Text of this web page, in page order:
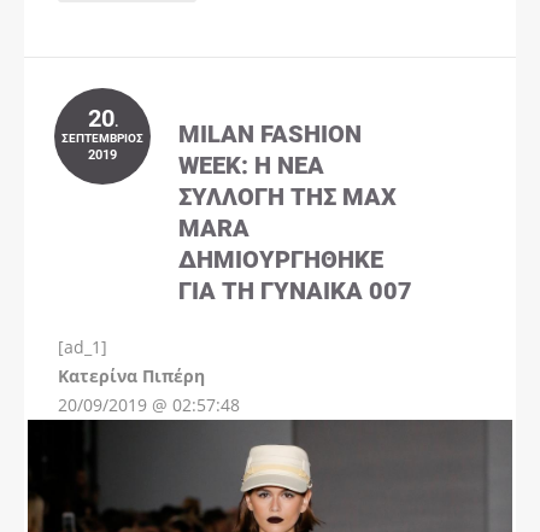
20.
ΣΕΠΤΈΜΒΡΙΟΣ
2019
MILAN FASHION
WEEK: Η ΝΈΑ
ΣΥΛΛΟΓΉ ΤΗΣ MAX
MARA
ΔΗΜΙΟΥΡΓΉΘΗΚΕ
ΓΙΑ ΤΗ ΓΥΝΑΊΚΑ 007
[ad_1]
Kατερίνα Πιπέρη
20/09/2019 @ 02:57:48